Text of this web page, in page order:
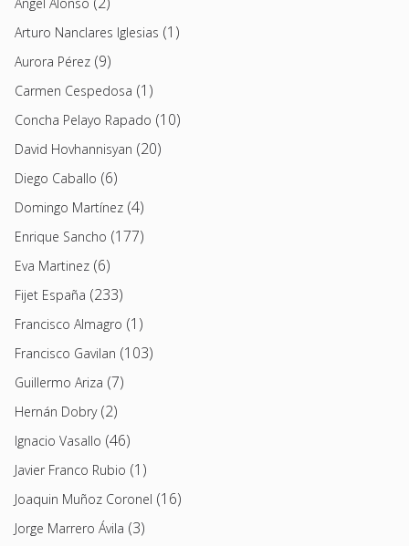
Arturo Nanclares Iglesias (1)
Aurora Pérez (9)
Carmen Cespedosa (1)
Concha Pelayo Rapado (10)
David Hovhannisyan (20)
Diego Caballo (6)
Domingo Martínez (4)
Enrique Sancho (177)
Eva Martinez (6)
Fijet España (233)
Francisco Almagro (1)
Francisco Gavilan (103)
Guillermo Ariza (7)
Hernán Dobry(2)
Ignacio Vasallo (46)
Javier Franco Rubio (1)
Joaquin Muñoz Coronel (16)
Jorge Marrero Ávila (3)